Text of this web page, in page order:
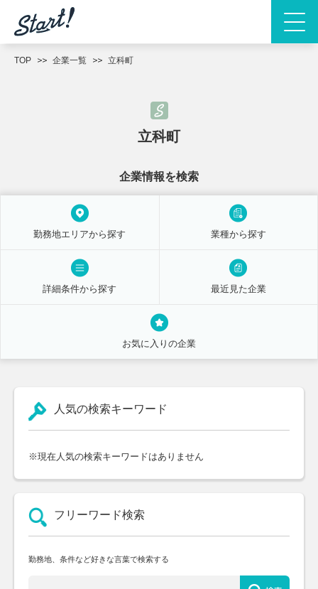
TOP 企業一覧 立科町
立科町
企業情報を検索
勤務地エリアから探す 業種から探す
詳細条件から探す 最近見た企業
お気に入りの企業
人気の検索キーワード
※現在人気の検索キーワードはありません
フリーワード検索
勤務地、条件など好きな言葉で検索する